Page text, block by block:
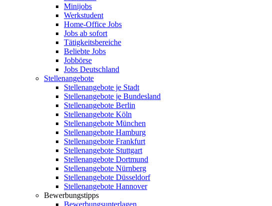
Minijobs
Werkstudent
Home-Office Jobs
Jobs ab sofort
Tätigkeitsbereiche
Beliebte Jobs
Jobbörse
Jobs Deutschland
Stellenangebote
Stellenangebote je Stadt
Stellenangebote je Bundesland
Stellenangebote Berlin
Stellenangebote Köln
Stellenangebote München
Stellenangebote Hamburg
Stellenangebote Frankfurt
Stellenangebote Stuttgart
Stellenangebote Dortmund
Stellenangebote Nürnberg
Stellenangebote Düsseldorf
Stellenangebote Hannover
Bewerbungstipps
Bewerbungsunterlagen